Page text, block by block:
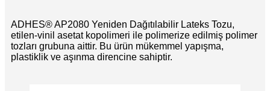
ADHES® AP2080 Yeniden Dağıtılabilir Lateks Tozu,
etilen-vinil asetat kopolimeri ile polimerize edilmiş polimer
tozları grubuna aittir. Bu ürün mükemmel yapışma,
plastiklik ve aşınma direncine sahiptir.